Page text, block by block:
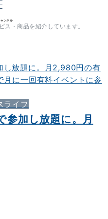
ャンネル
ス・商品を紹介しています。
ライフ
参加し放題に。月